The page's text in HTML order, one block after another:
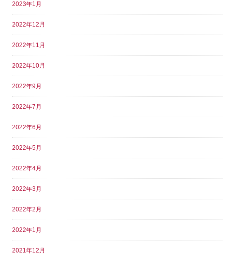
2023年1月
2022年12月
2022年11月
2022年10月
2022年9月
2022年7月
2022年6月
2022年5月
2022年4月
2022年3月
2022年2月
2022年1月
2021年12月